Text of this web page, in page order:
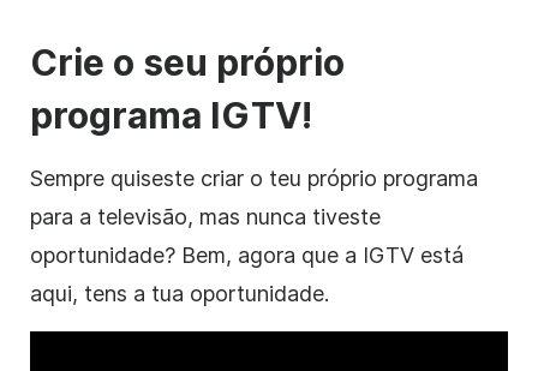
Crie o seu próprio
programa IGTV!
Sempre quiseste criar o teu próprio programa
para a televisão, mas nunca tiveste
oportunidade? Bem, agora que a IGTV está
aqui, tens a tua oportunidade.